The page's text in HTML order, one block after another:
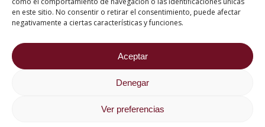
en este sitio. No consentir o retirar el consentimiento, puede afectar
negativamente a ciertas características y funciones.
Aceptar
Denegar
Ver preferencias
Valoraciones soportado por
eKomi
2026 ® Estudios Superiores Abiertos de Hostelería
Aviso Legal
Política de cookies